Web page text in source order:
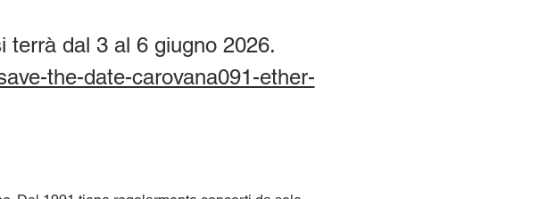
terrà dal 3 al 6 giugno 2026.
the-date-carovana091-ether-